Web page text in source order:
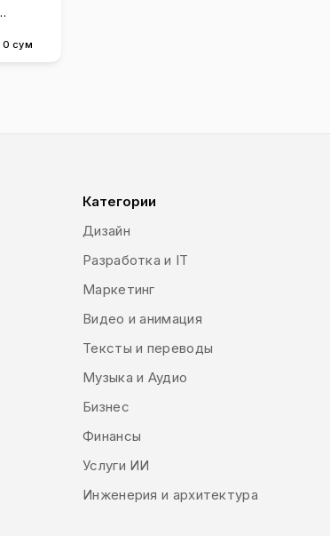
0 сум
Категории
Дизайн
Разработка и IT
Маркетинг
Видео и анимация
Тексты и переводы
Музыка и Аудио
Бизнес
Финансы
Услуги ИИ
Инженерия и архитектура